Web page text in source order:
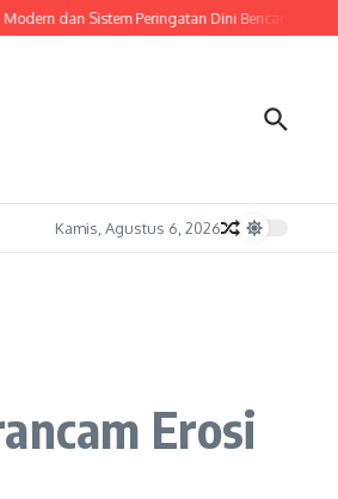
dan Sistem Peringatan Dini Bencana Dipimpin
Kamis, Agustus 6, 2026
Erosi